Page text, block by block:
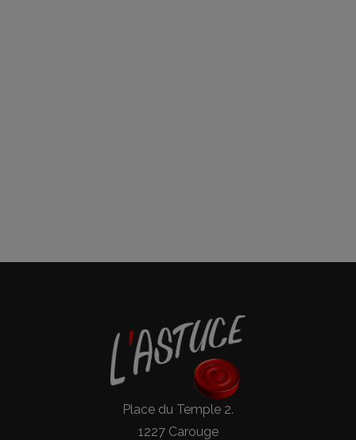
Place du Temple 2.
1227 Carouge